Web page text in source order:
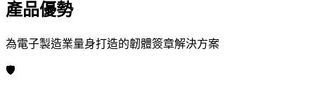
產品優勢
為電子製造業量身打造的韌體簽章解決方案
🛡️